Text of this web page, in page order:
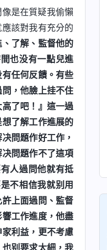
是在質疑我偷懶
該對我有充分的
了解、監督他的
也没有一點兒進
任何反饋。有些
，他臉上挂不住
了吧！』這一過
了解工作進展的
問題作好工作，
問題作不了這項
人過問他就有抵
不相信我就别用
上面過問、監督
工作進度，他盡
利益，更不考慮
别要求太細，我